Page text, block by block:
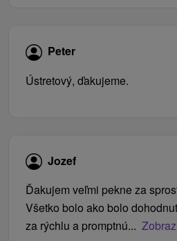
Peter
Ústretový, ďakujeme.
Jozef
Ďakujem veľmi pekne za
Všetko bolo ako bolo
za rýchlu a promptnú...